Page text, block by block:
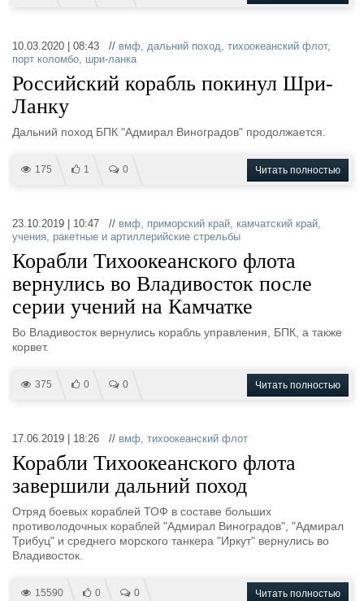
10.03.2020 | 08:43 // вмф, дальний поход, тихоокеанский флот,
порт коломбо, шри-ланка
Российский корабль покинул Шри-
Ланку
Дальний поход БПК "Адмирал Виноградов" продолжается.
175 1 0 Читать полностью
23.10.2019 | 10:47 // вмф, приморский край, камчатский край,
учения, ракетные и артиллерийские стрельбы
Корабли Тихоокеанского флота
вернулись во Владивосток после
серии учений на Камчатке
Во Владивосток вернулись корабль управления, БПК, а также
корвет.
375 0 0 Читать полностью
17.06.2019 | 18:26 // вмф, тихоокеанский флот
Корабли Тихоокеанского флота
завершили дальний поход
Отряд боевых кораблей ТОФ в составе больших
противолодочных кораблей "Адмирал Виноградов", "Адмирал
Трибуц" и среднего морского танкера "Иркут" вернулись во
Владивосток.
15590 0 0 Читать полностью